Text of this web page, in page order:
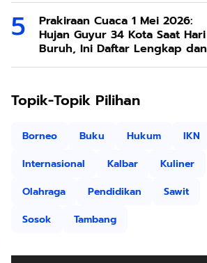
Prakiraan Cuaca 1 Mei 2026:
Hujan Guyur 34 Kota Saat Hari
Buruh, Ini Daftar Lengkap dan
Tips Aman Beraktivitas
Topik-Topik Pilihan
Borneo Buku Hukum
IKN
Internasional
Kalbar
Kuliner
Olahraga
Pendidikan
Sawit
Sosok
Tambang